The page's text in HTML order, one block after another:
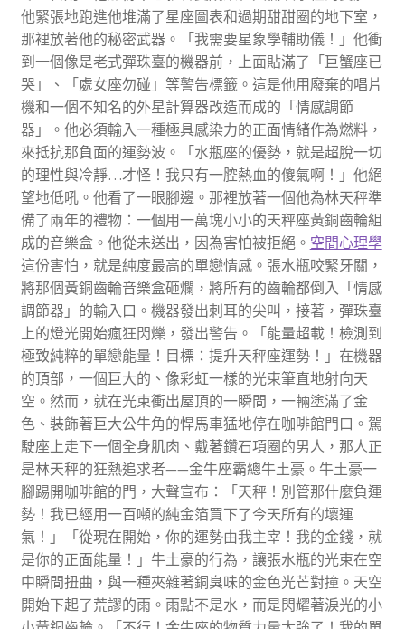
他緊張地跑進他堆滿了星座圖表和過期甜甜圈的地下室，
那裡放著他的秘密武器。「我需要星象學輔助儀！」他衝
到一個像是老式彈珠臺的機器前，上面貼滿了「巨蟹座已
哭」、「處女座勿碰」等警告標籤。這是他用廢棄的唱片
機和一個不知名的外星計算器改造而成的「情感調節
器」。他必須輸入一種極具感染力的正面情緒作為燃料，
來抵抗那負面的運勢波。「水瓶座的優勢，就是超脫一切
的理性與冷靜…才怪！我只有一腔熱血的傻氣啊！」他絕
望地低吼。他看了一眼腳邊。那裡放著一個他為林天秤準
備了兩年的禮物：一個用一萬塊小小的天秤座黃銅齒輪組
成的音樂盒。他從未送出，因為害怕被拒絕。 空間心理學
這份害怕，就是純度最高的單戀情感。張水瓶咬緊牙關，
將那個黃銅齒輪音樂盒砸爛，將所有的齒輪都倒入「情感
調節器」的輸入口。機器發出刺耳的尖叫，接著，彈珠臺
上的燈光開始瘋狂閃爍，發出警告。「能量超載！檢測到
極致純粹的單戀能量！目標：提升天秤座運勢！」在機器
的頂部，一個巨大的、像彩虹一樣的光束筆直地射向天
空。然而，就在光束衝出屋頂的一瞬間，一輛塗滿了金
色、裝飾著巨大公牛角的悍馬車猛地停在咖啡館門口。駕
駛座上走下一個全身肌肉、戴著鑽石項圈的男人，那人正
是林天秤的狂熱追求者——金牛座霸總牛土豪。牛土豪一
腳踢開咖啡館的門，大聲宣布：「天秤！別管那什麼負運
勢！我已經用一百噸的純金箔買下了今天所有的壞運
氣！」「從現在開始，你的運勢由我主宰！我的金錢，就
是你的正面能量！」牛土豪的行為，讓張水瓶的光束在空
中瞬間扭曲，與一種夾雜著銅臭味的金色光芒對撞。天空
開始下起了荒謬的雨。雨點不是水，而是閃耀著淚光的小